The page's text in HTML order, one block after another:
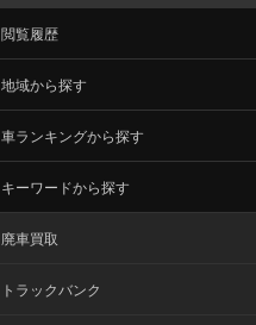
閲覧履歴
地域から探す
車ランキングから探す
キーワードから探す
廃車買取
トラックバンク